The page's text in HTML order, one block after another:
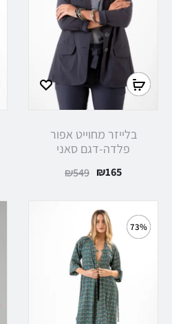
בלייזר מחוייט אפור
פלדה-דגם סאני
₪549 ₪165
73%